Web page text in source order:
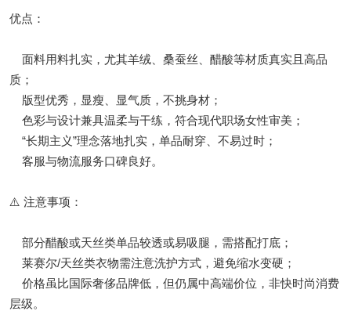
优点：
面料用料扎实，尤其羊绒、桑蚕丝、醋酸等材质真实且高品
质；
版型优秀，显瘦、显气质，不挑身材；
色彩与设计兼具温柔与干练，符合现代职场女性审美；
“长期主义”理念落地扎实，单品耐穿、不易过时；
客服与物流服务口碑良好。
⚠️ 注意事项：
部分醋酸或天丝类单品较透或易吸腿，需搭配打底；
莱赛尔/天丝类衣物需注意洗护方式，避免缩水变硬；
价格虽比国际奢侈品牌低，但仍属中高端价位，非快时尚消费
层级。